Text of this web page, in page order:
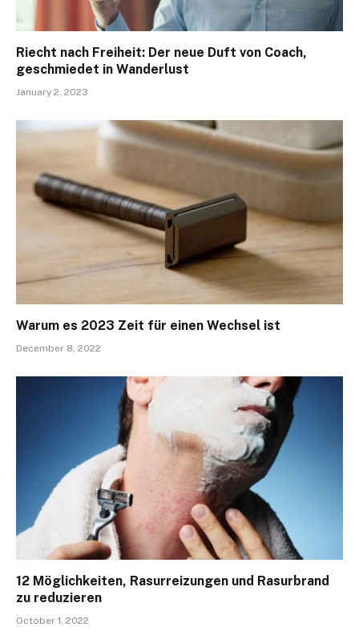
Riecht nach Freiheit: Der neue Duft von Coach,
geschmiedet in Wanderlust
January 2, 2023
Warum es 2023 Zeit für einen Wechsel ist
December 8, 2022
12 Möglichkeiten, Rasurreizungen und Rasurbrand
zu reduzieren
October 1, 2022